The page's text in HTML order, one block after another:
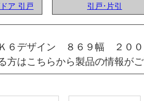
ア 引戸 引戸･片引
デザイン ８６９幅 ２０
方はこちらから製品の情報が